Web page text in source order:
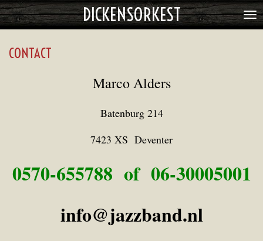
Ga
direct
de
DICKENSORKEST
CONTACT
Marco Alders
Batenburg 214
7423 XS Deventer
0570-655788 of 06-30005001
info@jazzband.nl